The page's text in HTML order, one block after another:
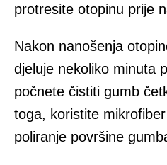
protresite otopinu prije
Nakon nanošenja
djeluje nekoliko minuta
počnete čistiti gumb
toga, koristite
poliranje površine